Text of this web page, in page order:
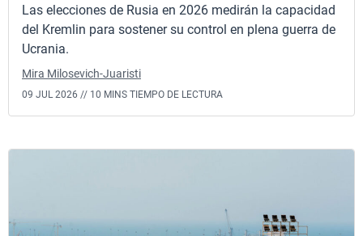
Las elecciones de Rusia en 2026 medirán la capacidad
del Kremlin para sostener su control en plena guerra de
Ucrania.
Mira Milosevich-Juaristi
09 JUL 2026 // 10 MINS TIEMPO DE LECTURA